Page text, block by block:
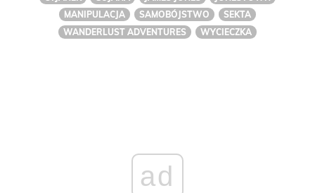
MANIPULACJA
SAMOBÓJSTWO
SEKTA
WANDERLUST ADVENTURES
WYCIECZKA
ad